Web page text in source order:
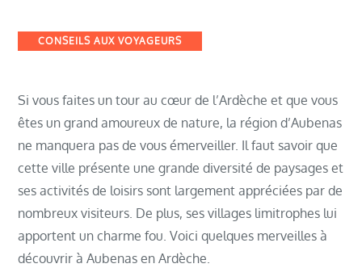
Categories
CONSEILS AUX VOYAGEURS
Si vous faites un tour au cœur de l’Ardèche et que vous
êtes un grand amoureux de nature, la région d’Aubenas
ne manquera pas de vous émerveiller. Il faut savoir que
cette ville présente une grande diversité de paysages et
ses activités de loisirs sont largement appréciées par de
nombreux visiteurs. De plus, ses villages limitrophes lui
apportent un charme fou. Voici quelques merveilles à
découvrir à Aubenas en Ardèche.